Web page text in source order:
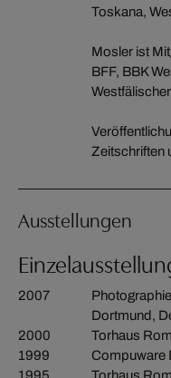
Toskana,
Mosler ist
BFF, BBK
Zeitschriften
Ausstellungen
2007
Dortmund,
2000
Torhaus
1999
Compuware
1995
Torhaus